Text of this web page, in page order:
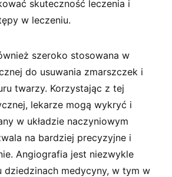
skuteczność leczenia i
w leczeniu.
szeroko stosowana w
do usuwania zmarszczek i
twarzy. Korzystając z tej
lekarze mogą wykryć i
w układzie naczyniowym
na bardziej precyzyjne i
Angiografia jest niezwykle
dziedzinach medycyny, w tym w